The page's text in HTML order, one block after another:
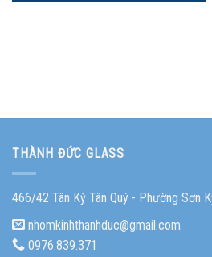
THÀNH ĐỨC GLASS
466/42 Tân Kỳ Tân Quý - Phường Sơn
nhomkinhthanhduc@gmail.com
0976.839.371